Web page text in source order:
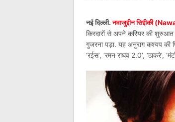
नई दिल्ली.नवाजुद्दीन सिद्दीकी
किरदारों से अपने करियर की
गुजरना पड़ा. यह अनुराग कश्यप की
‘रईस’, ‘रमन राघव 2.0’, ‘ठाकरे’,